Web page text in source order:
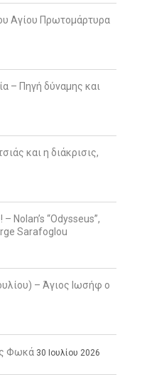
Αγίου Πρωτομάρτυρα
– Πηγή δύναμης και
και η διάκρισις,
Nolan’s “Odysseus”,
Sarafoglou
– Άγιος Ιωσήφ ο
Φωκά 30 Ιουλίου 2026